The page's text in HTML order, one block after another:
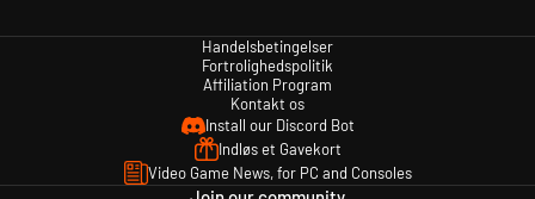
Handelsbetingelser
Fortrolighedspolitik
Affiliation Program
Kontakt os
Install our Discord Bot
Indløs et Gavekort
Video Game News, for PC and Consoles